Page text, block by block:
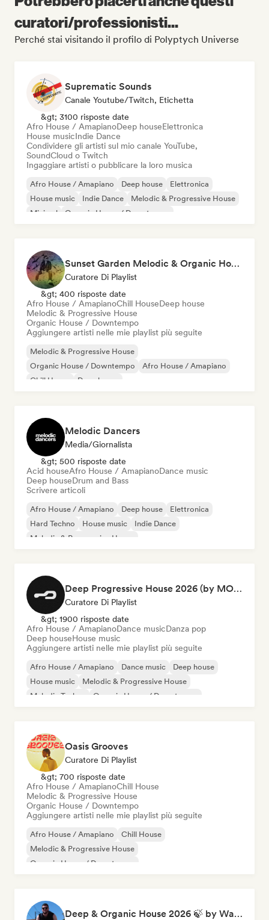
curatori/professionisti...
Perché stai visitando il profilo di Polyptych Universe
Suprematic Sounds
Canale Youtube/Twitch, Etichetta
&gt; 3100 risposte date
Afro House / AmapianoDeep houseElettronica
House musicIndie Dance
Condividere gli artisti sul mio canale YouTube,
SoundCloud o Twitch
Ingaggiare artisti o pubblicare la loro musica
Afro House / Amapiano Deep house
Elettronica
House music
Indie Dance
Melodic & Progressive House
Minimal
Organic House / Downtempo
Sunset Garden Melodic & Organic House
Curatore Di Playlist
&gt; 400 risposte date
Afro House / AmapianoChill HouseDeep house
Melodic & Progressive House
Organic House / Downtempo
Aggiungere artisti nelle mie playlist più seguite
Melodic & Progressive House
Organic House / Downtempo
Afro House / Amapiano
Chill House
Deep house
Melodic Dancers
Media/Giornalista
&gt; 500 risposte date
Acid houseAfro House / AmapianoDance music
Deep houseDrum and Bass
Scrivere articoli
Afro House / Amapiano Deep house
Elettronica
Hard Techno
House music
Indie Dance
Melodic & Progressive House
Deep Progressive House 2026 (by MODERNDEEP)
Curatore Di Playlist
&gt; 1900 risposte date
Afro House / AmapianoDance musicDanza pop
Deep houseHouse music
Aggiungere artisti nelle mie playlist più seguite
Afro House / Amapiano Dance music
Deep house
House music
Melodic & Progressive House
Melodic Techno
Organic House / Downtempo
Oasis Grooves
Curatore Di Playlist
&gt; 700 risposte date
Afro House / AmapianoChill House
Melodic & Progressive House
Organic House / Downtempo
Aggiungere artisti nelle mie playlist più seguite
Afro House / Amapiano
Chill House
Melodic & Progressive House
Organic House / Downtempo
Deep & Organic House 2026 🍃 by Waroxe